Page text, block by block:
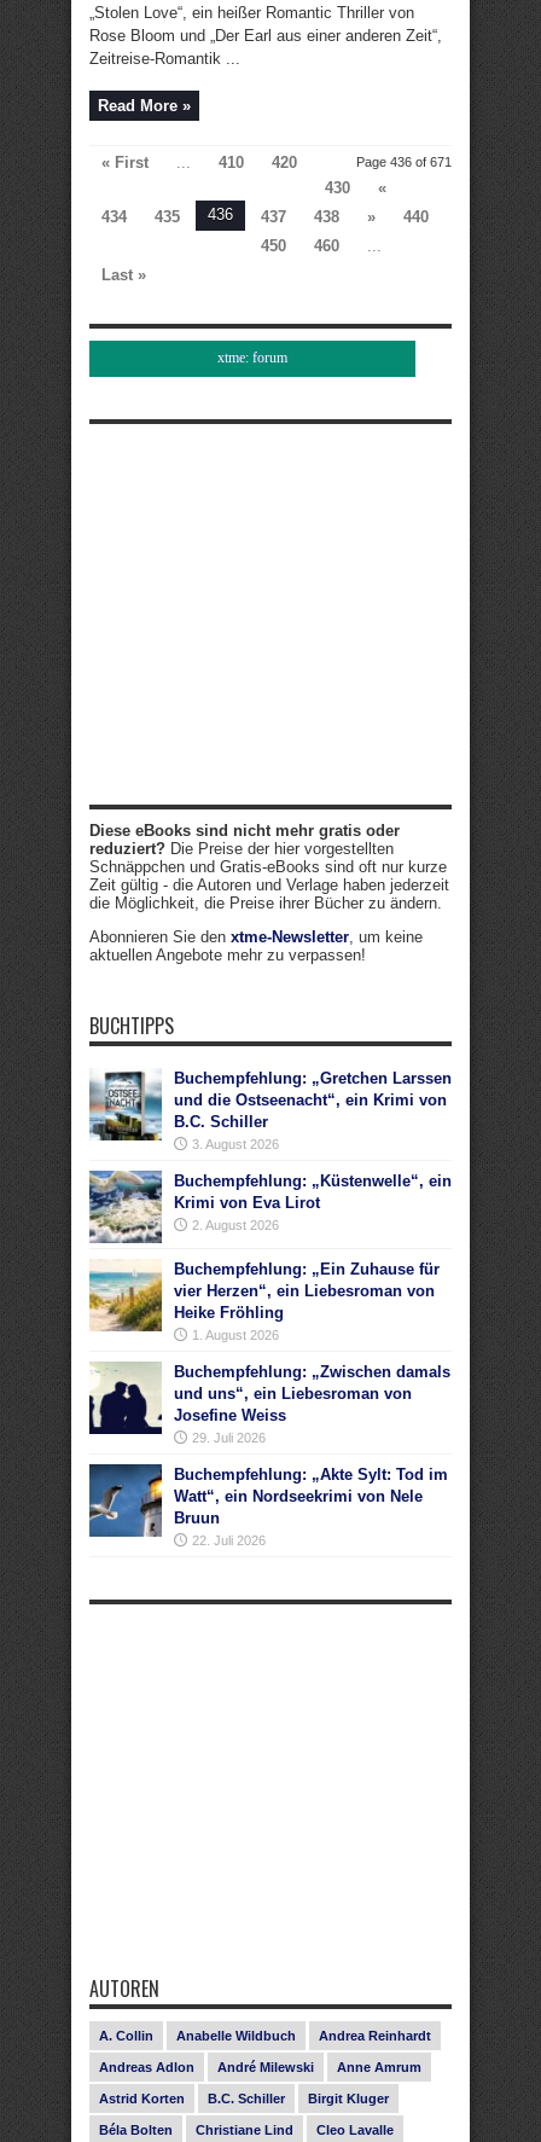
„Stolen Love“, ein heißer Romantic Thriller von
Rose Bloom und „Der Earl aus einer anderen Zeit“,
Zeitreise-Romantik ...
Read More »
Page 436 of 671
« First ... 410
420
430
«
434
435 436 437 438 »
440
450
460
...
Last »
xtme: forum
Diese eBooks sind nicht mehr gratis oder
reduziert? Die Preise der hier vorgestellten
Schnäppchen und Gratis-eBooks sind oft nur kurze
Zeit gültig - die Autoren und Verlage haben jederzeit
die Möglichkeit, die Preise ihrer Bücher zu ändern.
Abonnieren Sie den xtme-Newsletter, um keine
aktuellen Angebote mehr zu verpassen!
BUCHTIPPS
Buchempfehlung: „Gretchen Larssen
und die Ostseenacht“, ein Krimi von
B.C. Schiller
3. August 2026
Buchempfehlung: „Küstenwelle“, ein
Krimi von Eva Lirot
2. August 2026
Buchempfehlung: „Ein Zuhause für
vier Herzen“, ein Liebesroman von
Heike Fröhling
1. August 2026
Buchempfehlung: „Zwischen damals
und uns“, ein Liebesroman von
Josefine Weiss
29. Juli 2026
Buchempfehlung: „Akte Sylt: Tod im
Watt“, ein Nordseekrimi von Nele
Bruun
22. Juli 2026
AUTOREN
A. Collin Anabelle Wildbuch Andrea Reinhardt
Andreas Adlon André Milewski Anne Amrum
Astrid Korten B.C. Schiller Birgit Kluger
Béla Bolten Christiane Lind Cleo Lavalle